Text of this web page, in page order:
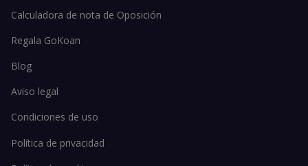
Calculadora de nota de Oposición
Regala GoKoan
Blog
Aviso legal
Condiciones de uso
Política de privacidad